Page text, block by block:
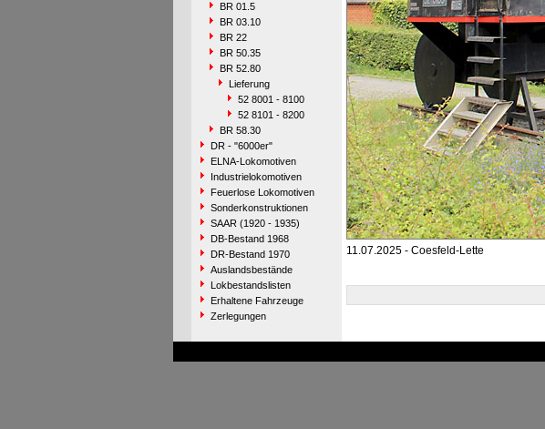
BR 01.5
BR 03.10
BR 22
BR 50.35
BR 52.80
Lieferung
52 8001 - 8100
52 8101 - 8200
BR 58.30
DR - "6000er"
ELNA-Lokomotiven
Industrielokomotiven
Feuerlose Lokomotiven
Sonderkonstruktionen
SAAR (1920 - 1935)
DB-Bestand 1968
DR-Bestand 1970
Auslandsbestände
Lokbestandslisten
Erhaltene Fahrzeuge
Zerlegungen
11.07.2025 - Coesfeld-Lette